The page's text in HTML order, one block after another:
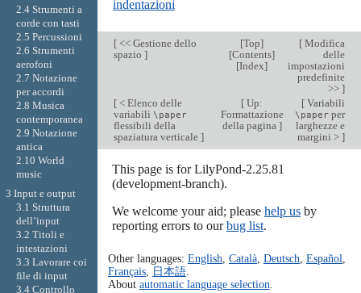
indentazioni
[<< Gestione dello
spazio ]
[Top]
[Contents]
[Index]
[Modifica
delle
impostazioni
predefinite
>> ]
[< Elenco delle
variabili \paper
flessibili della
spaziatura verticale ]
[ Up:
Formattazione
della pagina ]
[Variabili
\paperper
larghezze e
margini > ]
This page is for LilyPond-2.25.81
(development-branch).
We welcome your aid; please help usby
reporting errors to ourbug list.
Other languages: English Català, Deutsch Español
Français, 日本語.
About automatic language selection
2.4 Strumenti a
corde con tasti
2.5 Percussioni
2.6 Strumenti
aerofoni
2.7 Notazione
per accordi
2.8 Musica
contemporanea
2.9 Notazione
antica
2.10 World
music
3 Input e output
3.1 Struttura
dell’input
3.2 Titoli e
intestazioni
3.3 Lavorare coi
file di input
3.4 Controllo